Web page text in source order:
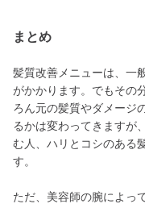
まとめ
髪質改善メニューは、一
がかかります。でもその
ろん元の髪質やダメージ
るかは変わってきますが
む人、ハリとコシのある
す。
ただ、美容師の腕によっ